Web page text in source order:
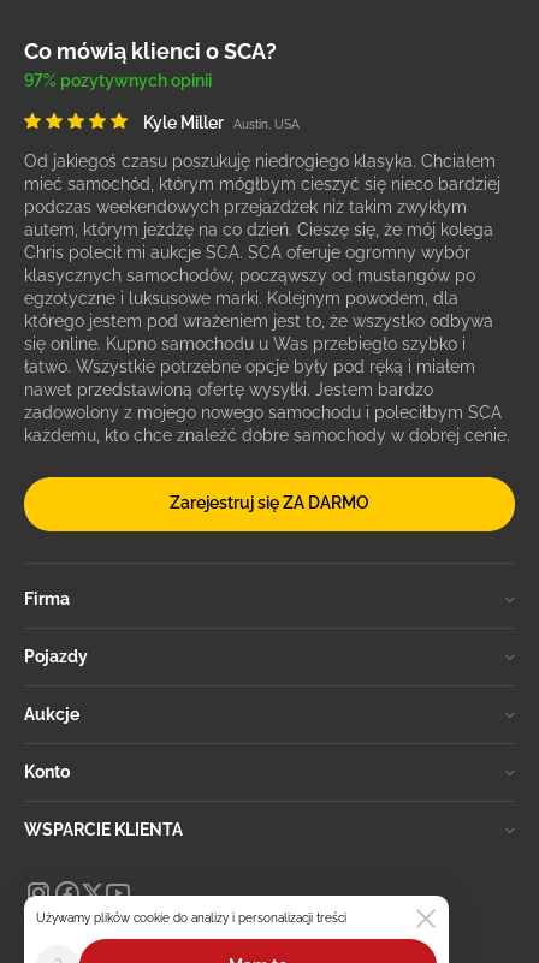
Co mówią klienci o SCA?
97% pozytywnych opinii
Kyle Miller Austin, USA
Od jakiegoś czasu poszukuję niedrogiego klasyka. Chciałem
mieć samochód, którym mógłbym cieszyć się nieco bardziej
podczas weekendowych przejażdżek niż takim zwykłym
autem, którym jeżdżę na co dzień. Cieszę się, że mój kolega
Chris polecił mi aukcje SCA. SCA oferuje ogromny wybór
klasycznych samochodów, począwszy od mustangów po
egzotyczne i luksusowe marki. Kolejnym powodem, dla
którego jestem pod wrażeniem jest to, że wszystko odbywa
się online. Kupno samochodu u Was przebiegło szybko i
łatwo. Wszystkie potrzebne opcje były pod ręką i miałem
nawet przedstawioną ofertę wysyłki. Jestem bardzo
zadowolony z mojego nowego samochodu i poleciłbym SCA
każdemu, kto chce znaleźć dobre samochody w dobrej cenie.
Zarejestruj się ZA DARMO
Firma
Pojazdy
Aukcje
Konto
WSPARCIE KLIENTA
Używamy plików cookie do analizy i personalizacji treści